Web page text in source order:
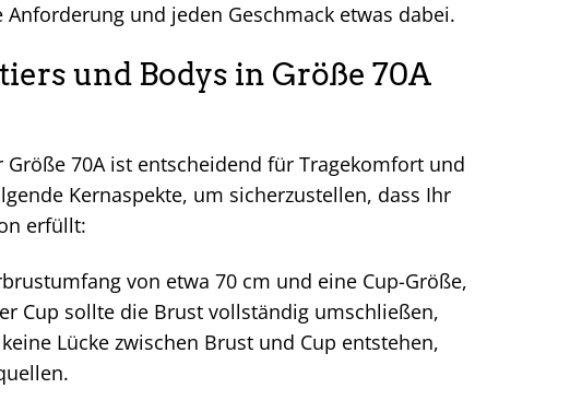
und jeden Geschmack etwas dabei.
und Bodys in Größe 70A
70A ist entscheidend für Tragekomfort und
Kernaspekte, um sicherzustellen, dass Ihr
erfüllt:
von etwa 70 cm und eine Cup-Größe,
Cup sollte die Brust vollständig umschließen,
Lücke zwischen Brust und Cup entstehen,